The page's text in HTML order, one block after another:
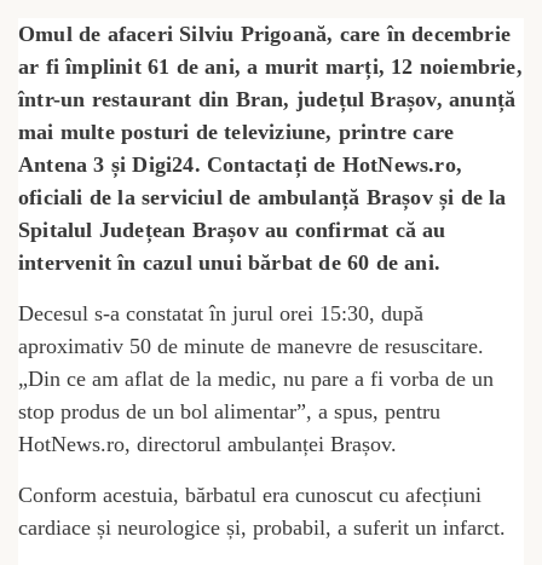
Omul de afaceri Silviu Prigoană, care în decembrie
ar fi împlinit 61 de ani, a murit marți, 12 noiembrie,
într-un restaurant din Bran, județul Brașov, anunță
mai multe posturi de televiziune, printre care
Antena 3 și Digi24. Contactați de HotNews.ro,
oficiali de la serviciul de ambulanță Brașov și de la
Spitalul Județean Brașov au confirmat că au
intervenit în cazul unui bărbat de 60 de ani.
Decesul s-a constatat în jurul orei 15:30, după
aproximativ 50 de minute de manevre de resuscitare.
„Din ce am aflat de la medic, nu pare a fi vorba de un
stop produs de un bol alimentar”, a spus, pentru
HotNews.ro, directorul ambulanței Brașov.
Conform acestuia, bărbatul era cunoscut cu afecțiuni
cardiace și neurologice și, probabil, a suferit un infarct.